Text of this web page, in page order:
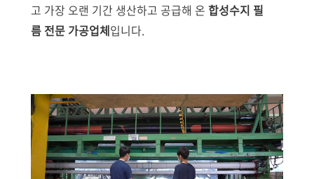
고 가장 오랜 기간 생산하고 공급해 온 합성수지 필
름 전문 가공업체입니다.